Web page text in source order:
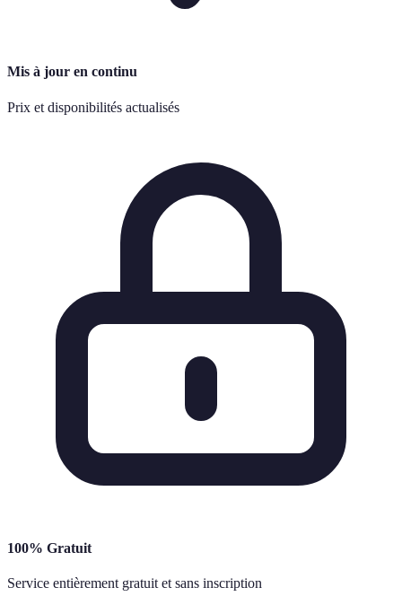
Mis à jour en continu
Prix et disponibilités actualisés
100% Gratuit
Service entièrement gratuit et sans inscription